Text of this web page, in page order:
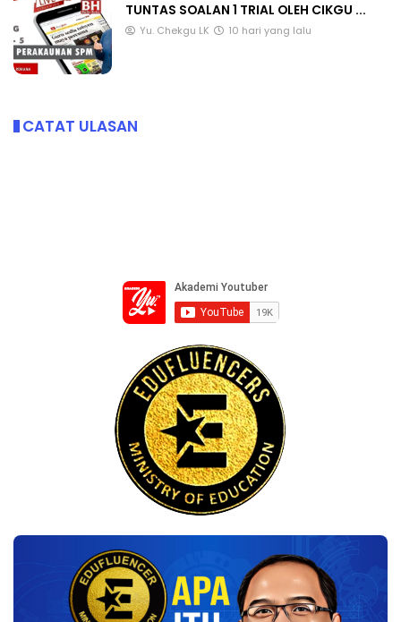
TUNTAS SOALAN 1 TRIAL OLEH CIKGU ...
Yu. Chekgu LK 10 hari yang lalu
CATAT ULASAN